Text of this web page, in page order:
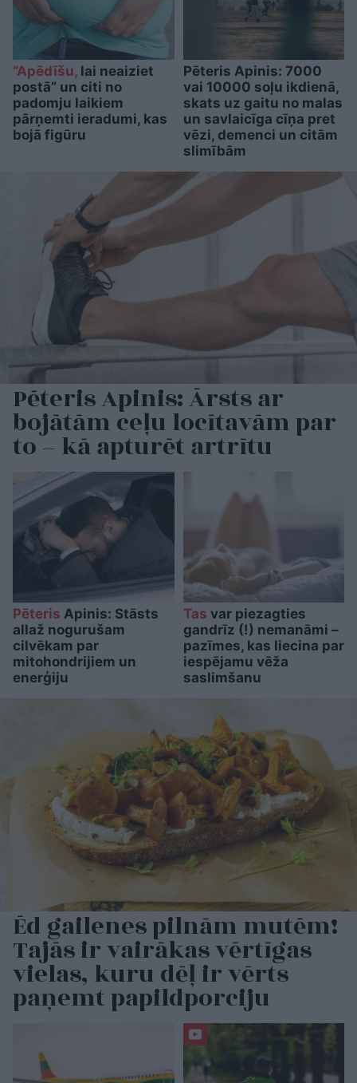
“Apēdīšu, lai neaiziet
postā” un citi no
padomju laikiem
pārņemti ieradumi, kas
bojā figūru
Pēteris Apinis: 7000
vai 10000 soļu ikdienā,
skats uz gaitu no malas
un savlaicīga cīņa pret
vēzi, demenci un citām
slimībām
Pēteris Apinis: Ārsts ar
bojātām ceļu locītavām par
to – kā apturēt artrītu
Pēteris Apinis: Stāsts
allaž nogurušam
cilvēkam par
mitohondrijiem un
enerģiju
Tas var piezagties
gandrīz (!) nemanāmi –
pazīmes, kas liecina par
iespējamu vēža
saslimšanu
Ēd gailenes pilnām mutēm!
Tajās ir vairākas vērtīgas
vielas, kuru dēļ ir vērts
paņemt papildporciju